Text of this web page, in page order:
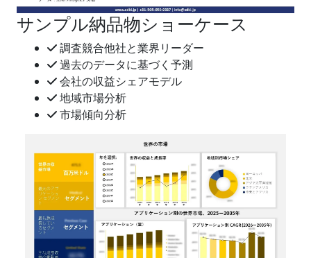
サンプル納品物ショーケース
調査競合他社と業界リーダー
過去のデータに基づく予測
会社の収益シェアモデル
地域市場分析
市場傾向分析